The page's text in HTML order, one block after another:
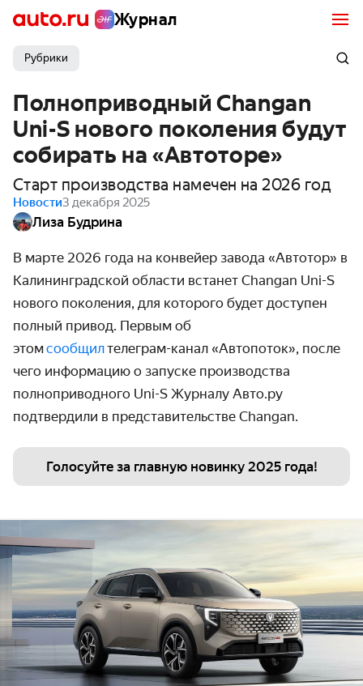
Журнал
Рубрики
Полноприводный Changan
Uni-S нового поколения будут
собирать на «Автоторе»
Старт производства намечен на 2026 год
Новости3 декабря 2025
Лиза Будрина
В марте 2026 года на конвейер завода «Автотор» в
Калининградской области встанет Changan Uni-S
нового поколения, для которого будет доступен
полный привод. Первым об
этомсообщилтелеграм-канал «Автопоток», после
чего информацию о запуске производства
полноприводного Uni-S Журналу Авто.ру
подтвердили в представительстве Сhangan.
Голосуйте за главную новинку 2025 года!